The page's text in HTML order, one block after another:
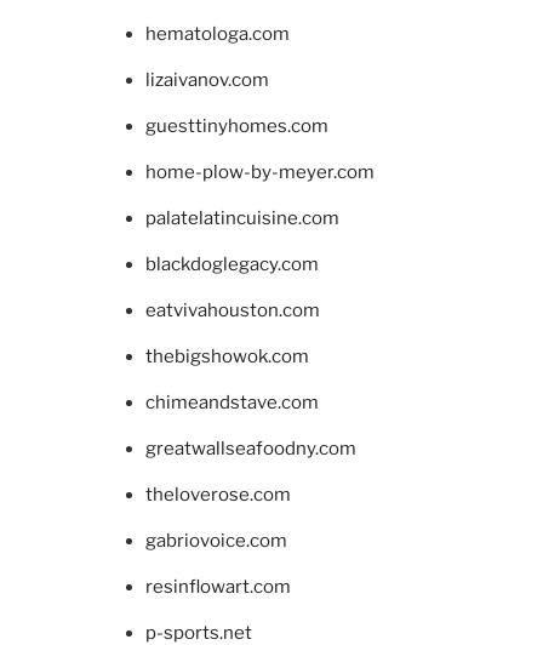
hematologa.com
lizaivanov.com
guesttinyhomes.com
home-plow-by-meyer.com
palatelatincuisine.com
blackdoglegacy.com
eatvivahouston.com
thebigshowok.com
chimeandstave.com
greatwallseafoodny.com
theloverose.com
gabriovoice.com
resinflowart.com
p-sports.net